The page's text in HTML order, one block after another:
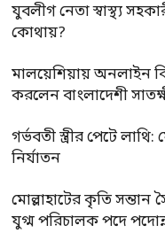
যুবলীগ নেতা স্বাস্থ্য
কোথায়?
মালয়েশিয়ায় অনলাইন
করলেন বাংলাদেশী
গর্ভবতী স্ত্রীর পেটে
নির্যাতন
মোল্লাহাটের কৃতি সন্তান
যুগ্ম পরিচালক পদে